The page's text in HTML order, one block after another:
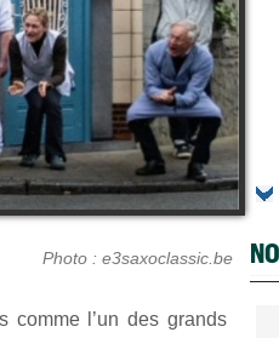
Photo : e3saxoclassic.be
comme l’un des grands